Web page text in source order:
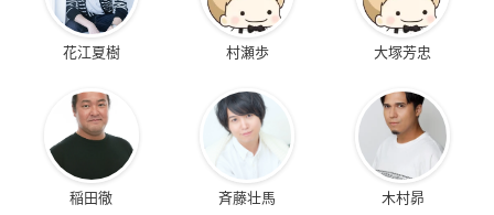
花江夏樹 村瀬歩 大塚芳忠
稲田徹 斉藤壮馬 木村昴